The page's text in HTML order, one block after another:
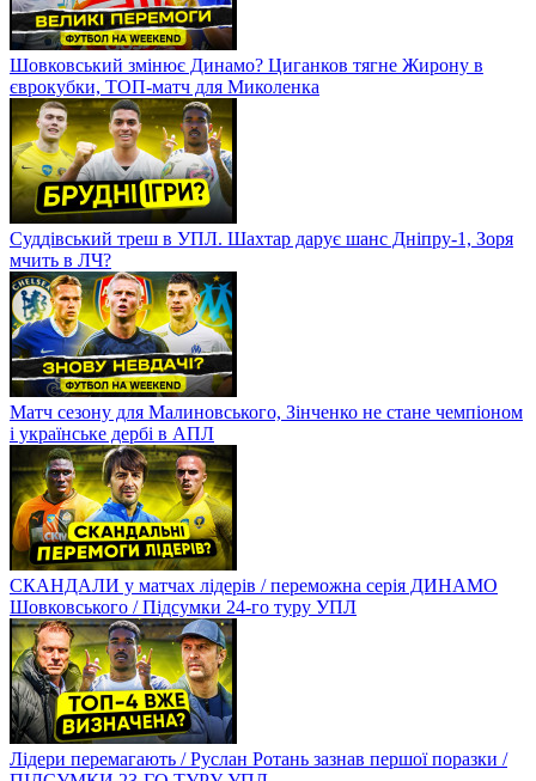
Шовковський змінює Динамо? Циганков тягне Жирону в
єврокубки, ТОП-матч для Миколенка
Суддівський треш в УПЛ. Шахтар дарує шанс Дніпру-1, Зоря
мчить в ЛЧ?
Матч сезону для Малиновського, Зінченко не стане чемпіоном
і українське дербі в АПЛ
СКАНДАЛИ у матчах лідерів / переможна серія ДИНАМО
Шовковського / Підсумки 24-го туру УПЛ
Лідери перемагають / Руслан Ротань зазнав першої поразки /